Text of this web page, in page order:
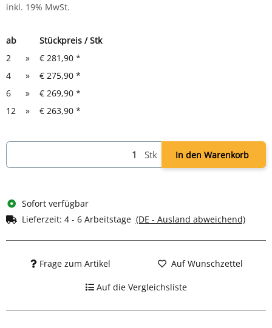
inkl. 19% MwSt.
ab
Stückpreis / Stk
2
» € 281,90 *
4
» € 275,90 *
6
» € 269,90 *
12
» € 263,90 *
Stk In den Warenkorb
Sofort verfügbar
Lieferzeit: 4 - 6 Arbeitstage (DE - Ausland abweichend)
Frage zum Artikel Auf Wunschzettel
Auf die Vergleichsliste